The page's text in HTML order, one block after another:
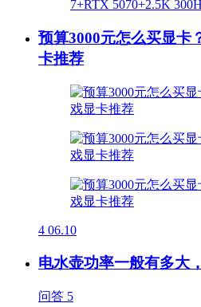
预算3000元怎么买显卡
卡推荐
4 06.10
电水壶功率一般有多大
问答 5